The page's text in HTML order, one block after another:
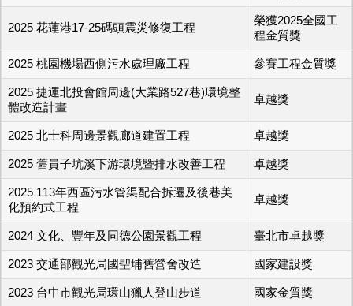
2025 花蓮港17-25碼頭震災修復工程
榮獲2025全國工
程金質獎
2025 桃園機場西側污水處理廠工程 參賽工程金質獎
2025 捷運北投會館周邊(大業路527巷)環境整
體改造計畫
卓越獎
2025 北士科周邊景觀廊道建置工程 卓越獎
2025 舊貴子坑溪下游環境暨排水改善工程 卓越獎
2025 113年西區污水管渠配合拆遷及後巷美
化預約式工程
卓越獎
2024 文化、豐年及同德公園景觀工程 臺北市卓越獎
2023 交通部觀光局國聖埔舊營舍改造 國家建設獎
2023 台中市觀光局環山獵人登山步道 國家金質獎